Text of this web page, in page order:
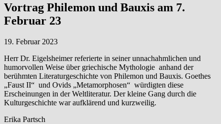
Vortrag Philemon und Bauxis am 7.
Februar 23
19. Februar 2023
Herr Dr. Eigelsheimer referierte in seiner unnachahmlichen und
humorvollen Weise über griechische Mythologie anhand der
berühmten Literaturgeschichte von Philemon und Bauxis. Goethes
„Faust II“ und Ovids „Metamorphosen“ würdigten diese
Erscheinungen in der Weltliteratur. Der kleine Gang durch die
Kulturgeschichte war aufklärend und kurzweilig.
Erika Partsch